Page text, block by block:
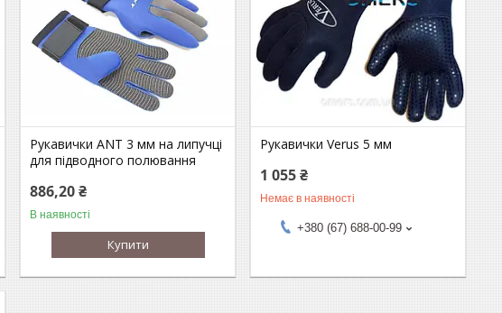
Рукавички ANT 3 мм на липучці
для підводного полювання
886,20 ₴
В наявності
Купити
Рукавички Verus 5 мм
1 055 ₴
Немає в наявності
+380 (67) 688-00-99